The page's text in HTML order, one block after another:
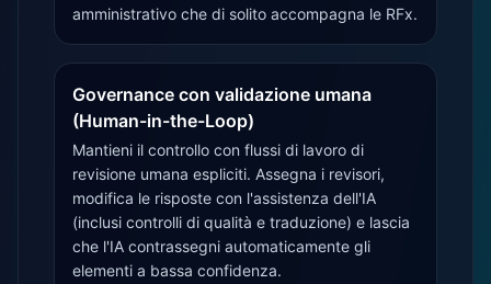
amministrativo che di solito accompagna le RFx.
Governance con validazione umana
(Human-in-the-Loop)
Mantieni il controllo con flussi di lavoro di
revisione umana espliciti. Assegna i revisori,
modifica le risposte con l'assistenza dell'IA
(inclusi controlli di qualità e traduzione) e lascia
che l'IA contrassegni automaticamente gli
elementi a bassa confidenza.